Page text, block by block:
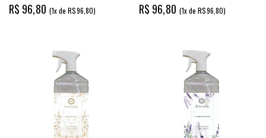
R$ 96,80 (1x de R$96,80) R$ 96,80 (1x de R$96,80)